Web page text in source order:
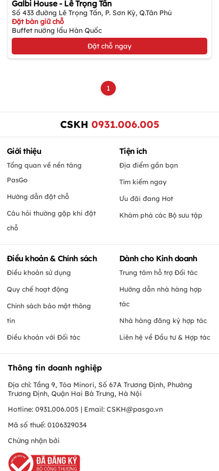
Galbi House - Lê Trọng Tấn
Số 433 đường Lê Trọng Tấn, P. Sơn Kỳ, Q.Tân Phú
Đặt bàn giữ chỗ
Buffet nướng lẩu Hàn Quốc
Đặt chỗ ngay
1
CSKH 0931.006.005
Giới thiệu
Tổng quan về nền tảng
PasGo
Hướng dẫn đặt chỗ
Câu hỏi thường gặp khi đặt
chỗ
Tiện ích
Địa điểm gần bạn
Tìm kiếm ngay
Ưu đãi đang Hot
Khám phá các Bộ sưu tập
Điều khoản & Chính sách
Điều khoản sử dụng
Quy chế hoạt động
Chính sách bảo mật thông
tin
Điều khoản với Đối tác
Dành cho Kinh doanh
Trung tâm hỗ trợ Đối tác
Hướng dẫn nhà hàng hợp
tác
Nhà hàng đăng ký hợp tác
Liên hệ về Đầu tư & Hợp tác
Thông tin doanh nghiệp
Địa chỉ: Tầng 9, Tòa Minori, Số 67A Trương Định, Phường
Trương Định, Quận Hai Bà Trưng, Hà Nội
Hotline: 0931.006.005 | Email: CSKH@pasgo.vn
Mã số thuế: 0106329034
Chứng nhận bởi